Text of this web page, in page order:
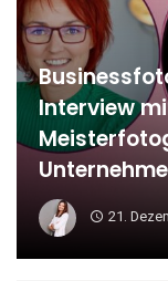
Interview
21.